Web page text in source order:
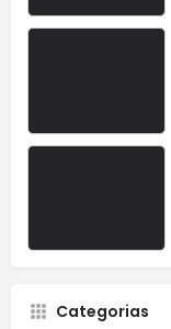
Categorias